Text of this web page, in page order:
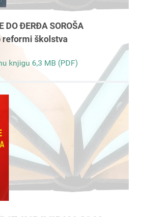
DO ĐERĐA SOROŠA
reformi školstva
knjigu 6,3 MB (PDF)